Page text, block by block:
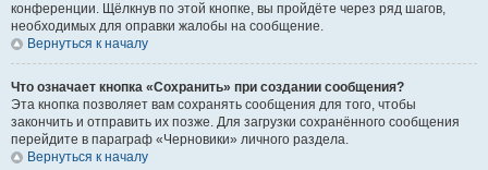
конференции. Щёлкнув по этой кнопке, вы пройдёте через ряд шагов,
необходимых для оправки жалобы на сообщение.
Вернуться к началу
Что означает кнопка «Сохранить» при создании сообщения?
Эта кнопка позволяет вам сохранять сообщения для того, чтобы
закончить и отправить их позже. Для загрузки сохранённого сообщения
перейдите в параграф «Черновики» личного раздела.
Вернуться к началу